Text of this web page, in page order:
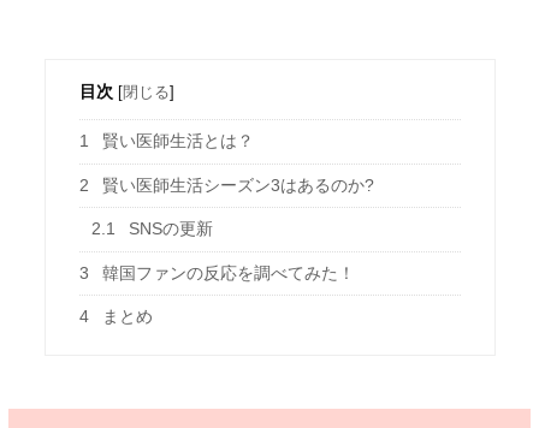
目次 [閉じる]
1 賢い医師生活とは？
2 賢い医師生活シーズン3はあるのか?
2.1 SNSの更新
3 韓国ファンの反応を調べてみた！
4 まとめ